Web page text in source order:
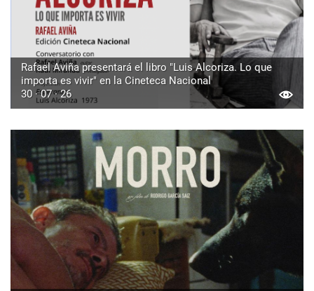
Rafael Aviña presentará el libro "Luis Alcoriza. Lo que
importa es vivir" en la Cineteca Nacional
30 · 07 · 26